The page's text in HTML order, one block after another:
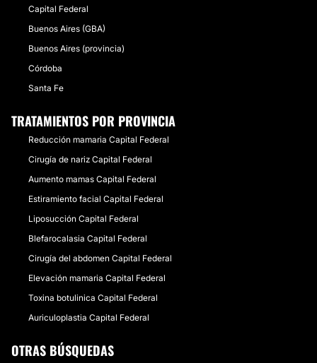
Capital Federal
Buenos Aires (GBA)
Buenos Aires (provincia)
Córdoba
Santa Fe
TRATAMIENTOS POR PROVINCIA
Reducción mamaria Capital Federal
Cirugía de nariz Capital Federal
Aumento mamas Capital Federal
Estiramiento facial Capital Federal
Liposucción Capital Federal
Blefarocalasia Capital Federal
Cirugía del abdomen Capital Federal
Elevación mamaria Capital Federal
Toxina botulinica Capital Federal
Auriculoplastia Capital Federal
OTRAS BÚSQUEDAS